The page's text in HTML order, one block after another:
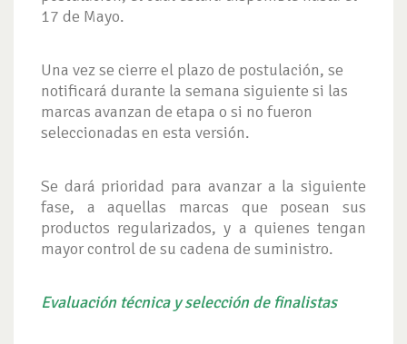
17 de Mayo.
Una vez se cierre el plazo de postulación, se
notificará durante la semana siguiente si las
marcas avanzan de etapa o si no fueron
seleccionadas en esta versión.
Se dará prioridad para avanzar a la siguiente
fase, a aquellas marcas que posean sus
productos regularizados, y a quienes tengan
mayor control de su cadena de suministro.
Evaluación técnica y selección de finalistas